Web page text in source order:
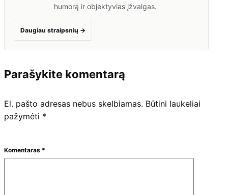
humorą ir objektyvias įžvalgas.
Daugiau straipsnių →
Parašykite komentarą
El. pašto adresas nebus skelbiamas. Būtini laukeliai
pažymėti *
Komentaras *